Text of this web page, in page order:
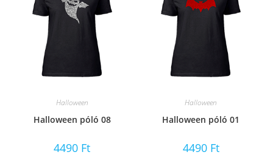
Halloween
Halloween póló 08
4490 Ft
Halloween
Halloween póló 01
4490 Ft